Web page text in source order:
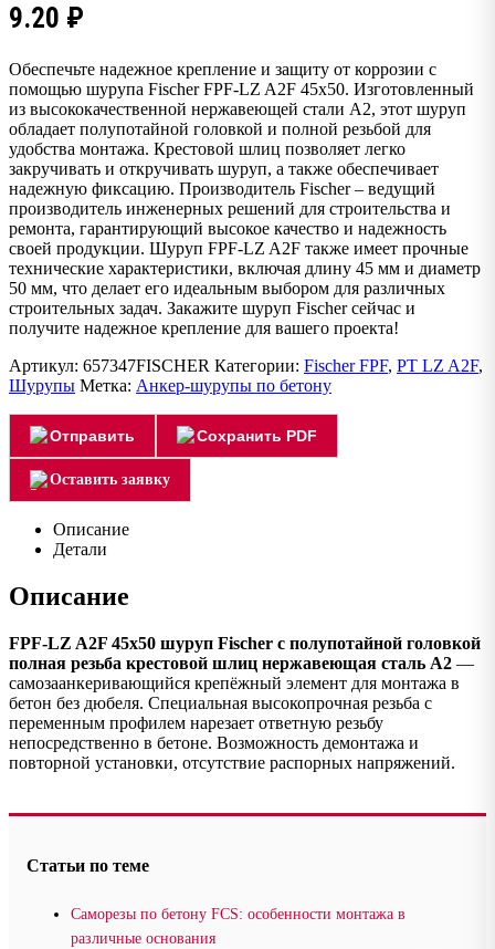
9.20 ₽
Обеспечьте надежное крепление и защиту от коррозии с
помощью шурупа Fischer FPF-LZ A2F 45х50. Изготовленный
из высококачественной нержавеющей стали А2, этот шуруп
обладает полупотайной головкой и полной резьбой для
удобства монтажа. Крестовой шлиц позволяет легко
закручивать и откручивать шуруп, а также обеспечивает
надежную фиксацию. Производитель Fischer – ведущий
производитель инженерных решений для строительства и
ремонта, гарантирующий высокое качество и надежность
своей продукции. Шуруп FPF-LZ A2F также имеет прочные
технические характеристики, включая длину 45 мм и диаметр
50 мм, что делает его идеальным выбором для различных
строительных задач. Закажите шуруп Fischer сейчас и
получите надежное крепление для вашего проекта!
Артикул: 657347FISCHER Категории: Fischer FPF, PT LZ A2F,
Шурупы Метка: Анкер-шурупы по бетону
Отправить Сохранить PDF
Оставить заявку
Описание
Детали
Описание
FPF-LZ A2F 45х50 шуруп Fischer с полупотайной головкой
полная резьба крестовой шлиц нержавеющая сталь А2 —
самозаанкеривающийся крепёжный элемент для монтажа в
бетон без дюбеля. Специальная высокопрочная резьба с
переменным профилем нарезает ответную резьбу
непосредственно в бетоне. Возможность демонтажа и
повторной установки, отсутствие распорных напряжений.
Статьи по теме
Саморезы по бетону FCS: особенности монтажа в
различные основания